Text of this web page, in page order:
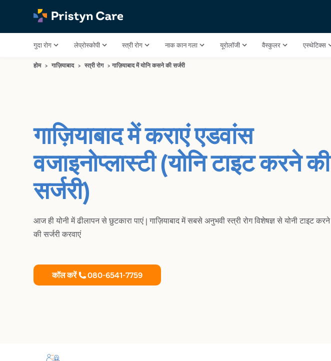
गुदा रोग लेप्रोस्कोपी स्त्री रोग नाक कान गला यूरोलॉजी वैस्कुलर एस्थेटिक्स
होम > गाज़ियाबाद > स्त्री रोग > गाज़ियाबाद में योनि कसने की सर्जरी
गाज़ियाबाद में कराएं एडवांस
वजाइनोप्लास्टी (योनि टाइट करने की
सर्जरी)
आज ही योनी में ढीलापन से छुटकारा पाएं | गाज़ियाबाद में सबसे अनुभवी स्त्री रोग विशेषज्ञ से योनी टाइट करने
की सर्जरी करवाएं
कॉल करें 080-6541-7759